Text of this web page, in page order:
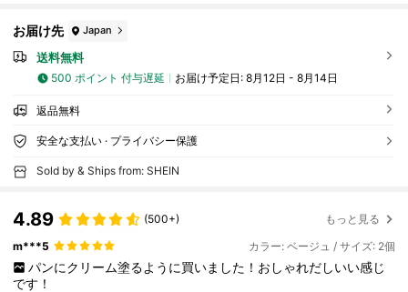
お届け先 Japan
送料無料
500 ポイント 付与遅延 お届け予定日: 8月12日 - 8月14日
返品無料
安全な支払い · プライバシー保護
Sold by & Ships from: SHEIN
4.89 (500+) もっと見る
m***5 カラー: ベージュ / サイズ: 2個
パンにクリーム塗るように買いました！おしゃれだしいい感じ
です！